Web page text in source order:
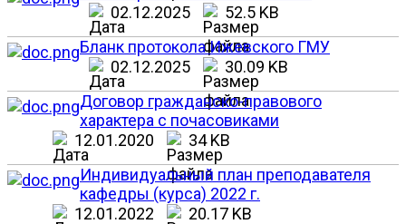
02.12.2025
52.5 KB
Бланк протокола Ижевского ГМУ
02.12.2025
30.09 KB
Договор гражданско-правового
характера с почасовиками
12.01.2020
34 KB
Индивидуальный план преподавателя
кафедры (курса) 2022 г.
12.01.2022
20.17 KB